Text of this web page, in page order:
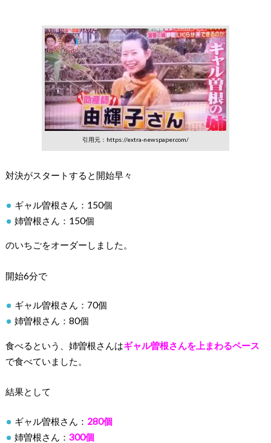
引用元：https://extra-newspaper.com/
対決がスタートすると開始早々
ギャル曽根さん：150個
姉曽根さん：150個
のいちごをオーダーしました。
開始6分で
ギャル曽根さん：70個
姉曽根さん：80個
食べるという、姉曽根さんはギャル曽根さんを上まわるペース
で食べていました。
結果として
ギャル曽根さん： 280個
姉曽根さん：300個